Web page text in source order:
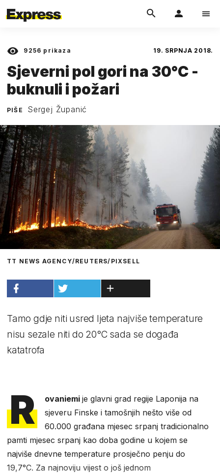
9256 prikaza 19. SRPNJA 2018.
Sjeverni pol gori na 30°C -
buknuli i požari
PIŠE Sergej Županić
TT NEWS AGENCY/REUTERS/PIXSELL
Tamo gdje niti usred ljeta najviše temperature
nisu sezale niti do 20°C sada se događa
katatrofa
R ovaniemije glavni grad regije Laponija na
sjeveru Finske i tamošnjih nešto više od
60.000 građana mjesec srpanj tradicionalno
pamti mjesec srpanj kao doba godine u kojem se
najviše dnevne temperature prosječno penju do
19,7°C. Za najnoviju vijest o još jednom